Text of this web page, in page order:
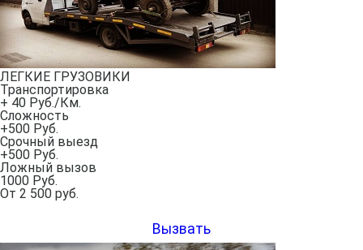
ЛЕГКИЕ ГРУЗОВИКИ
Транспортировка
+ 40 Руб./Км.
Сложность
+500 Руб.
Срочный выезд
+500 Руб.
Ложный вызов
1000 Руб.
От 2 500 руб.
Вызвать